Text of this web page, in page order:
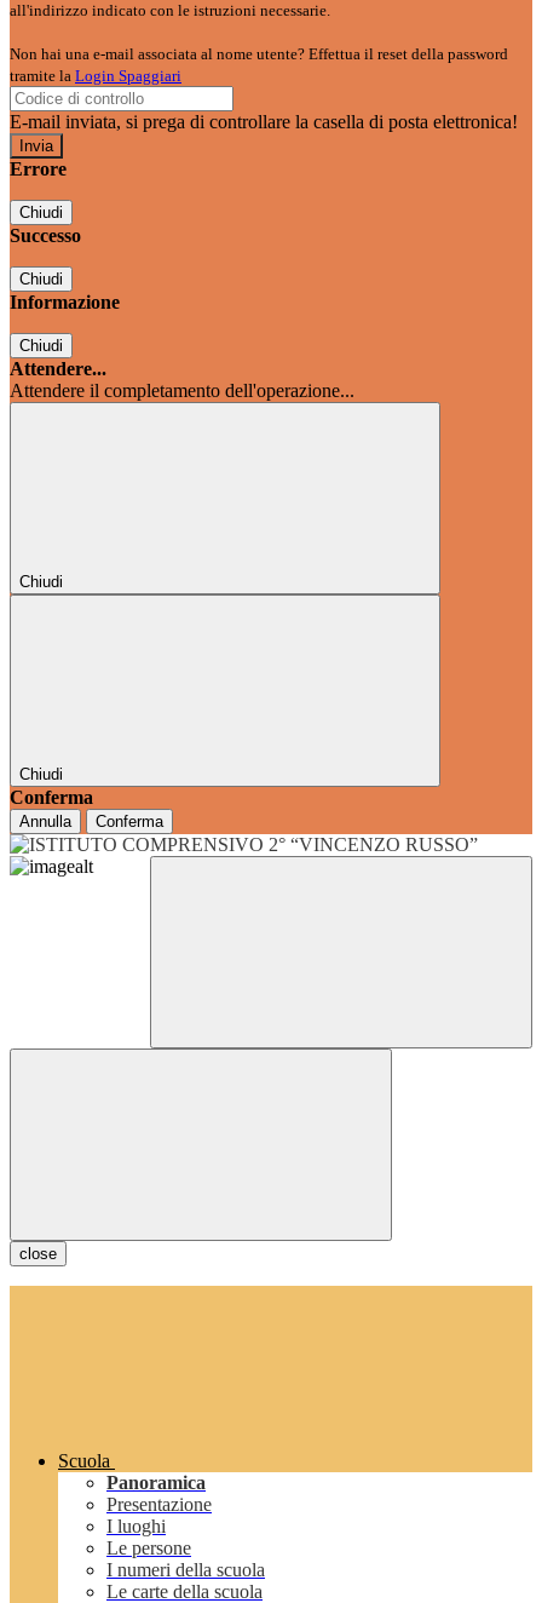
all'indirizzo indicato con le istruzioni necessarie.
Non hai una e-mail associata al nome utente? Effettua il reset della password
tramite la Login Spaggiari
E-mail inviata, si prega di controllare la casella di posta elettronica!
Errore
Chiudi
Successo
Chiudi
Informazione
Chiudi
Attendere...
Attendere il completamento dell'operazione...
Chiudi
Chiudi
Conferma
Annulla Conferma
close
Scuola
Panoramica
Presentazione
I luoghi
Le persone
I numeri della scuola
Le carte della scuola